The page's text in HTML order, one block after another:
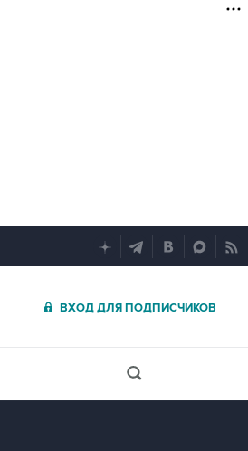
ВХОД ДЛЯ ПОДПИСЧИКОВ